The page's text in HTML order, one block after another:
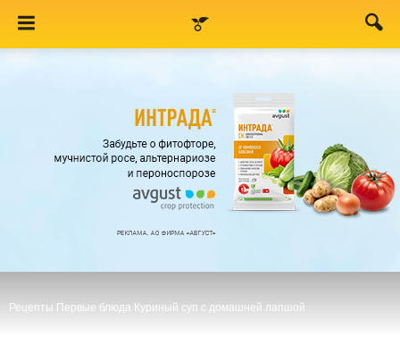
Рецепты Первые блюда Куриный суп с домашней лапшой